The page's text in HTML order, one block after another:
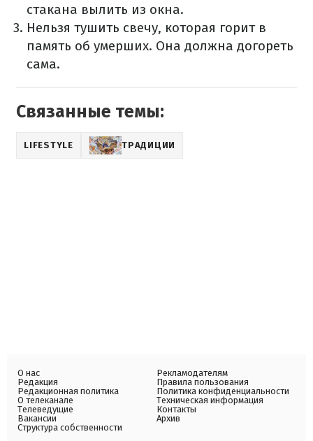
стакана вылить из окна.
Нельзя тушить свечу, которая горит в
память об умерших. Она должна догореть
сама.
Связанные темы:
LIFESTYLE ТРАДИЦИИ
О нас
Редакция
Редакционная политика
О телеканале
Телеведущие
Вакансии
Структура собственности
Рекламодателям
Правила пользования
Политика конфиденциальности
Техническая информация
Контакты
Архив